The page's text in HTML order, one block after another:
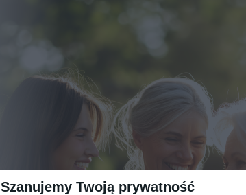
Szanujemy Twoją prywatność